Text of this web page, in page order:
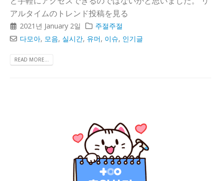
アルタイムのトレンド投稿を見る
2021년 January 2일
주절주절
다모아, 모음, 실시간, 유머, 이슈, 인기글
READ MORE...